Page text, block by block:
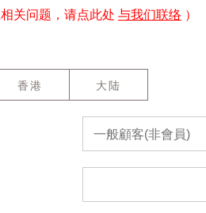
相关问题，请点此处 与我们联络 ）
香港 大陆
一般顧客(非會員)